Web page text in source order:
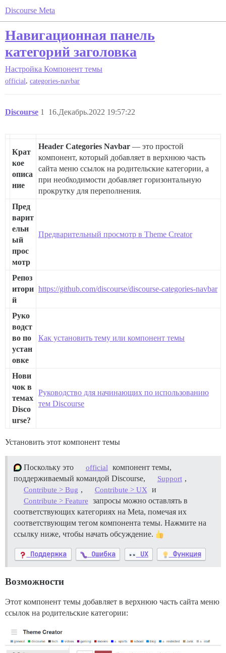
Discourse Meta
Навигационная панель
категорий заголовка
Настройка Компонент темы
official, categories-navbar
Discourse 16.Декабрь.2022 19:57:22
1
Крат
кое
описа
ние
Header Categories Navbar — это простой
компонент, который добавляет в верхнюю часть
сайта меню ссылок на родительские категории, а
при необходимости добавляет горизонтальную
прокрутку для переполнения.
Пред
варит
ельн
ый
прос
мотр
Предварительный просмотр в Theme Creator
Репоз
итори
й
https://github.com/discourse/discourse-categories-navbar
Руко
водст
во по
устан
овке
Как установить тему или компонент темы
Нови
чок в
темах
Disco
urse?
Руководство для начинающих по использованию
тем Discourse
Установить этот компонент темы
Поскольку это official компонент темы,
поддерживаемый командой Discourse,
Support ,
Contribute > Bug , Contribute > UX и
Contribute > Feature
запросы можно оставлять в
соответствующих категориях на Meta, помечая их
соответствующим тегом компонента темы. Нажмите на
ссылку ниже, чтобы начать обсуждение.
Поддержка Ошибка UX Функция
Возможности
Этот компонент темы добавляет в верхнюю часть сайта меню
ссылок на родительские категории: